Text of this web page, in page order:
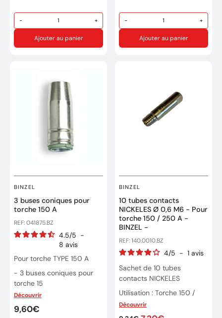
Utilisation également pour
du fil fourré en No Gaz de
0,9 mm
- +
Ajouter au panier
- +
Ajouter au panier
BINZEL
3 buses coniques pour
torche 150 A
REF: 041875.BZ
4.5/5 -
8 avis
Pour torche TYPE 150 A
- 3 buses coniques pour
torche 15
Réference : 041875
Découvrir
9,60€
BINZEL
10 tubes contacts
NICKELES Ø 0,6 M6 - Pour
torche 150 / 250 A -
BINZEL -
REF: 140.0010.BZ
4/5 - 1 avis
Sachet de 10 tubes
contacts NICKELES
Utilisation : Torche 150 /
250 A
Découvrir